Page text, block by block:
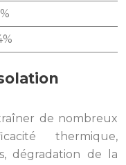
de nombreux
thermique,
dégradation de la